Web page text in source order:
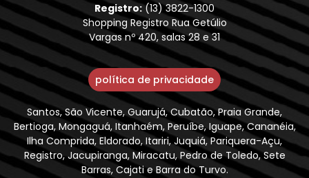
Registro:(13) 3822-1300
Shopping Registro Rua Getúlio
Vargas nº 420, salas 28 e 31
política de privacidade
Santos, São Vicente, Guarujá, Cubatão, Praia Grande,
Bertioga, Mongaguá, Itanhaém, Peruíbe, Iguape, Cananéia,
Ilha Comprida, Eldorado, Itariri, Juquiá, Pariquera-Açu,
Registro, Jacupiranga, Miracatu, Pedro de Toledo, Sete
Barras, Cajati e Barra do Turvo.